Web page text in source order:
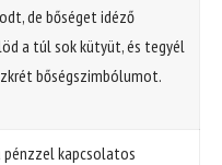
de bőséget idéző
a túl sok kütyüt, és tegyél
bőségszimbólumot.
kapcsolatos